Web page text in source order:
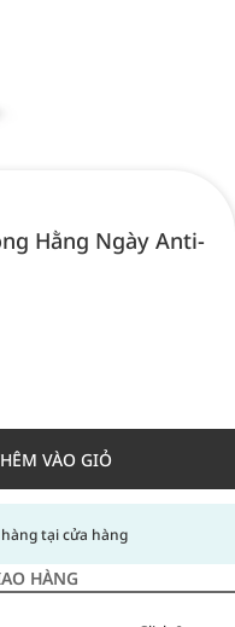
Hằng Ngày Anti-
VÀO GIỎ
tại cửa hàng
HÀNG